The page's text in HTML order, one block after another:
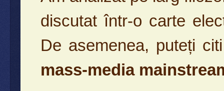
discutat într-o carte
De asemenea, puteți
mass-media